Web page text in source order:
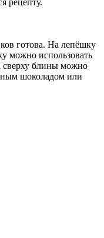
рецепту.
готова. На лепёшку
можно использовать
сверху блины можно
шоколадом или